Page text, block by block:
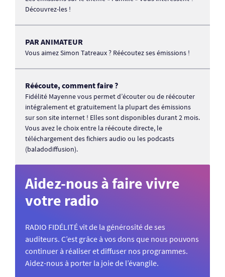
Découvrez-les !
PAR ANIMATEUR
Vous aimez Simon Tatreaux ? Réécoutez ses émissions !
Réécoute, comment faire ?
Fidélité Mayenne vous permet d’écouter ou de réécouter
intégralement et gratuitement la plupart des émissions
sur son site internet ! Elles sont disponibles durant 2 mois.
Vous avez le choix entre la réécoute directe, le
téléchargement des fichiers audio ou les podcasts
(baladodiffusion).
Aidez-nous à faire vivre
votre radio
RADIO FIDÉLITÉ vit de la générosité de ses
auditeurs. C’est grâce à vos dons que nous pouvons
continuer à réaliser et diffuser nos programmes.
Aidez-nous à porter la joie de l’évangile.